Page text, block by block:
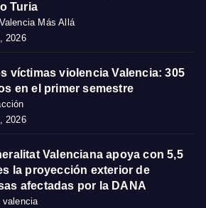
Turia
Más Allá
2026
víctimas violencia Valencia: 305
en el primer semestre
2026
Valenciana apoya con 5,5
la proyección exterior de
afectadas por la DANA
valencia